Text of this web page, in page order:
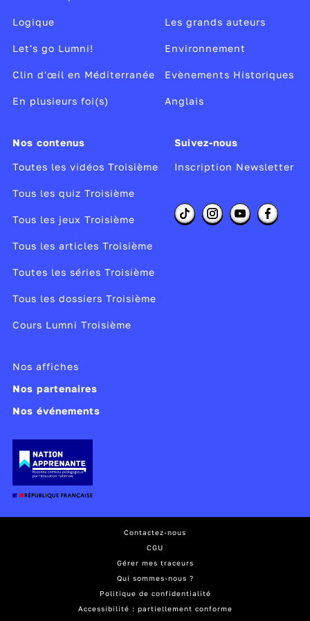
Logique
Let's go Lumni!
Clin d'œil en Méditerranée
En plusieurs foi(s)
Les grands auteurs
Environnement
Evènements Historiques
Anglais
Nos contenus
Toutes les vidéos Troisième
Tous les quiz Troisième
Tous les jeux Troisième
Tous les articles Troisième
Toutes les séries Troisième
Tous les dossiers Troisième
Cours Lumni Troisième
Suivez-nous
Inscription Newsletter
Nos affiches
Nos partenaires
Nos événements
Contactez-nous
CGU
Gérer mes traceurs
Qui sommes-nous ?
Politique de confidentialité
Accessibilité : partiellement conforme